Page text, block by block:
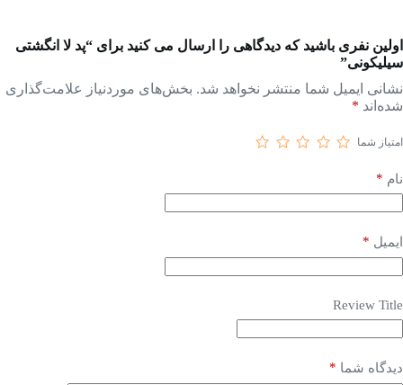
اولین نفری باشید که دیدگاهی را ارسال می کنید برای “پد لا انگشتی
سیلیکونی”
نشانی ایمیل شما منتشر نخواهد شد. بخش‌های موردنیاز علامت‌گذاری
شده‌اند *
امتیاز شما
نام *
ایمیل *
Review Title
دیدگاه شما *